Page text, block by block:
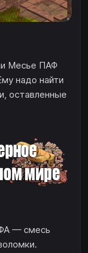
Месье ПАФ
надо найти
оставленные
— смесь